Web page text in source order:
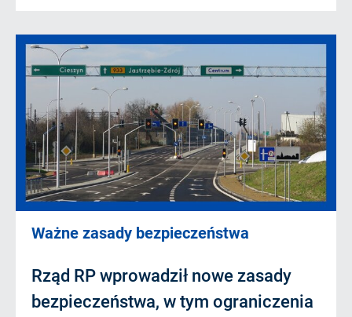
Ważne zasady bezpieczeństwa
Rząd RP wprowadził nowe zasady
bezpieczeństwa, w tym ograniczenia